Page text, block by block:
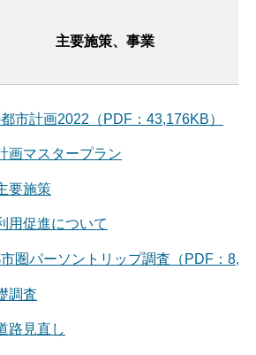
主要施策、事業
市計画2022（PDF：43,176KB）
画マスタープラン
要施策
用促進について
圏パーソントリップ調査（PDF：
調査
路見直し